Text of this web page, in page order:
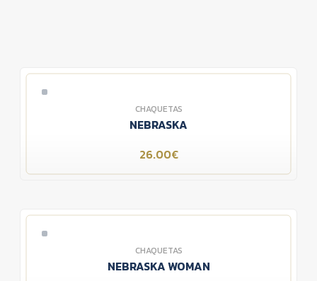
CHAQUETAS
NEBRASKA
26.00€
CHAQUETAS
NEBRASKA WOMAN